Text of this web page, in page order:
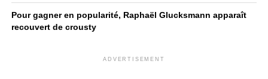
Pour gagner en popularité, Raphaël Glucksmann apparaît
recouvert de crousty
ADVERTISEMENT